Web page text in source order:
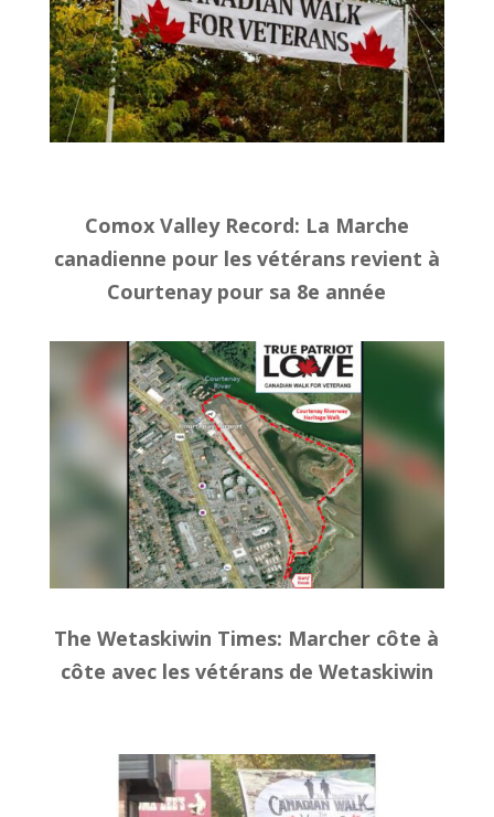
Comox Valley Record: La Marche
canadienne pour les vétérans revient à
Courtenay pour sa 8e année
The Wetaskiwin Times: Marcher côte à
côte avec les vétérans de Wetaskiwin